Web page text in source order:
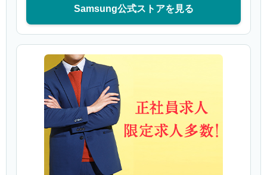
Samsung公式ストアを見る